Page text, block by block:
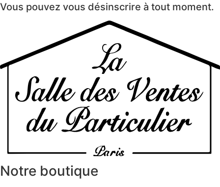
Vous pouvez vous désinscrire à tout moment.
Notre boutique